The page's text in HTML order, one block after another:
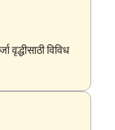
वृद्धीसाठी विविध